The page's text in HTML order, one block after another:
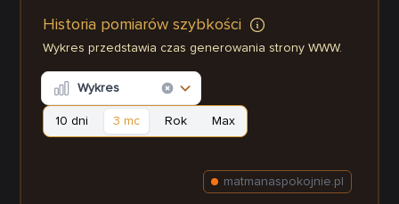
Historia pomiarów szybkości
Wykres przedstawia czas generowania strony WWW.
Wykres
10 dni 3 mc Rok Max
matmanaspokojnie.pl